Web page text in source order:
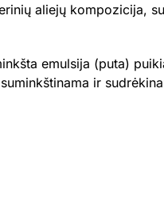
aliejų kompozicija,
emulsija (puta)
ir